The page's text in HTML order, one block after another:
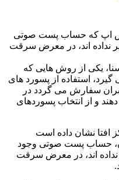
اپ که حساب پست صوتی
اند، در معرض سرقت
ایسنا، یکی از روش هایی که
از پسورد های
می گردد در
انتخاب پسوردهای
داده است
پست صوتی وجود
در معرض سرقت